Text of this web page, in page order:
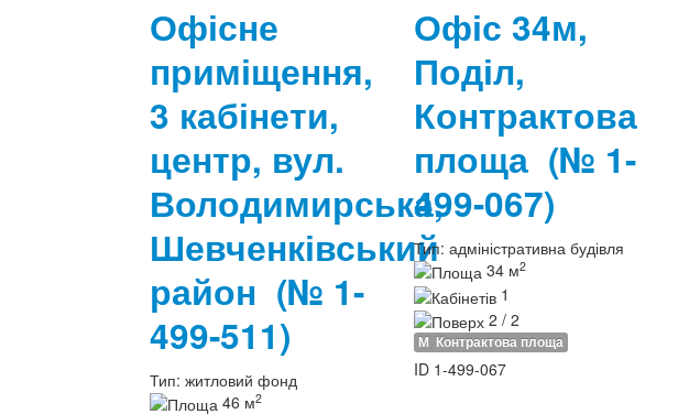
Офісне
приміщення,
3 кабінети,
центр, вул.
Володимирська,
Шевченківський
район (№ 1-
499-511)
Тип: житловий фонд
46 м2
Офіс 34м,
Поділ,
Контрактова
площа (№ 1-
499-067)
Тип: адміністративна будівля
34 м2
1
2 / 2
М Контрактова площа
ID 1-499-067